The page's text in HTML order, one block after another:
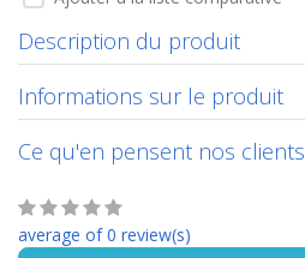
Description du produit
Informations sur le produit
Ce qu'en pensent nos clients
average of 0 review(s)